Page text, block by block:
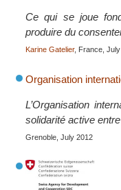
Ce qui se joue
produire du
Karine Gatelier, France,
Organisation
L’Organisation
solidarité active
Grenoble, July 2012